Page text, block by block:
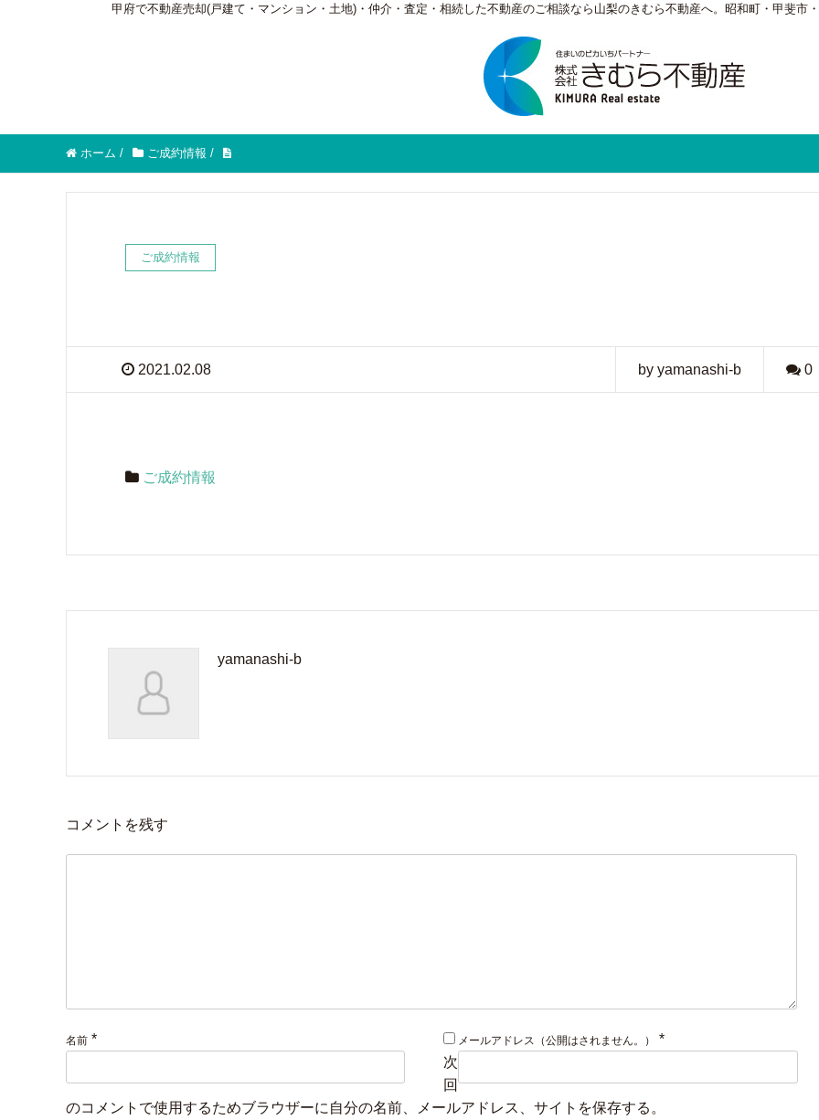
甲府で不動産売却(戸建て・マンション・土地)・仲介・査定・相続した不動産のご相談なら山梨のきむら不動産へ。昭和町・甲斐市
ホーム / ご成約情報 /
ご成約情報
2021.02.08 by yamanashi-b 0
ご成約情報
yamanashi-b
コメントを残す
名前 * メールアドレス（公開はされません。）
*
次
回
のコメントで使用するためブラウザーに自分の名前、メールアドレス、サイトを保存する。